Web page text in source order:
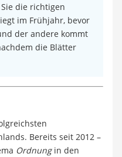
die richtigen
im Frühjahr, bevor
der andere kommt
die Blätter
Bereits seit 2012 –
Ordnungin den